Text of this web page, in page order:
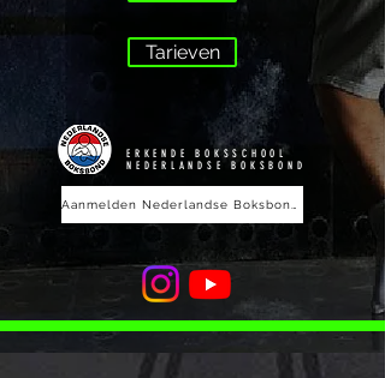
Tarieven
ERKENDE BOKSSCHOOL
NEDERLANDSE BOKSBOND